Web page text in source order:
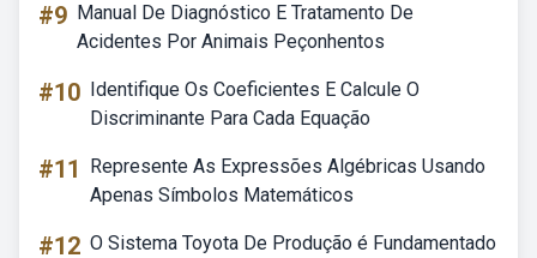
#9 Manual De Diagnóstico E Tratamento De
Acidentes Por Animais Peçonhentos
#10 Identifique Os Coeficientes E Calcule O
Discriminante Para Cada Equação
#11
Represente As Expressões Algébricas Usando
Apenas Símbolos Matemáticos
#12 O Sistema Toyota De Produção é Fundamentado